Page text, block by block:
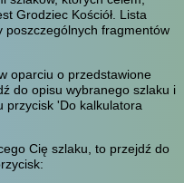
Grodziec Kościół. Lista
poszczególnych fragmentów
oparciu o przedstawione
do opisu wybranego szlaku i
przycisk 'Do kalkulatora
Cię szlaku, to przejdź do